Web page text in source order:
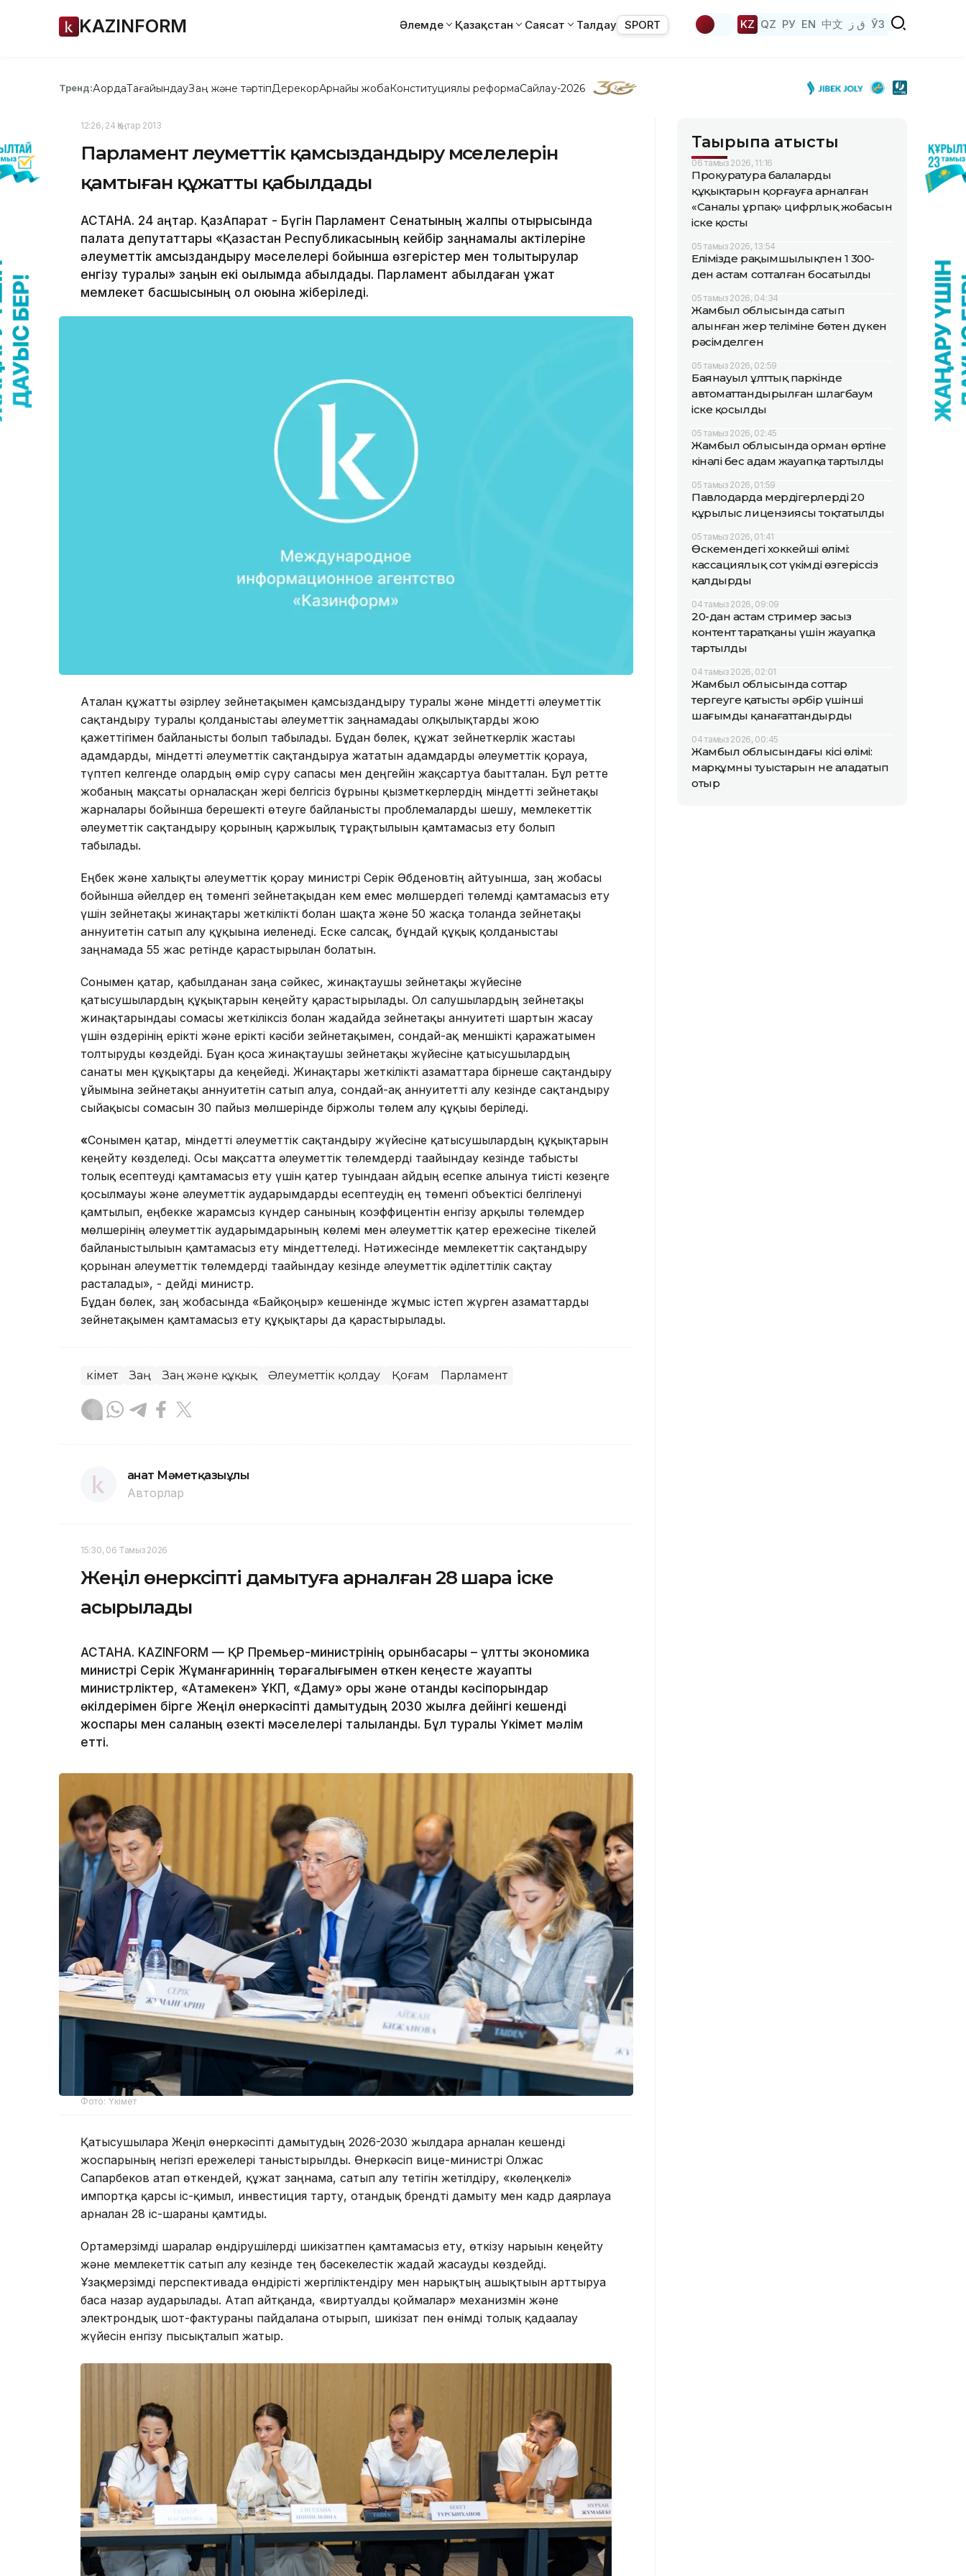
KAZINFORM Әлемде Қазақстан Саясат Талдау SPORT KZ QZ РУ EN 中文 ق ز ЎЗ
Тренд:АқордаТағайындауЗаң және тәртіпДерекқорАрнайы жобаКонституциялық реформаСайлау-2026
12:26, 24 Қаңтар 2013
Парламент әлеуметтік қамсыздандыру мәселелерін
қамтыған құжатты қабылдады
АСТАНА. 24 қаңтар. ҚазАқпарат - Бүгін Парламент Сенатының жалпы отырысында
палата депутаттары «Қазақстан Республикасының кейбір заңнамалық актілеріне
әлеуметтік қамсыздандыру мәселелері бойынша өзгерістер мен толықтырулар
енгізу туралы» заңын екі оқылымда қабылдады. Парламент қабылдаған құжат
мемлекет басшысының қол қоюына жіберіледі.
Аталған құжатты әзірлеу зейнетақымен қамсыздандыру туралы және міндетті әлеуметтік
сақтандыру туралы қолданыстағы әлеуметтік заңнамадағы олқылықтарды жою
қажеттігімен байланысты болып табылады. Бұдан бөлек, құжат зейнеткерлік жастағы
адамдарды, міндетті әлеуметтік сақтандыруға жататын адамдарды әлеуметтік қорғауға,
түптеп келгенде олардың өмір сүру сапасы мен деңгейін жақсартуға бағытталған. Бұл ретте
жобаның мақсаты орналасқан жері белгісіз бұрынғы қызметкерлердің міндетті зейнетақы
жарналары бойынша берешекті өтеуге байланысты проблемаларды шешу, мемлекеттік
әлеуметтік сақтандыру қорының қаржылық тұрақтылығын қамтамасыз ету болып
табылады.
Еңбек және халықты әлеуметтік қорғау министрі Серік Әбденовтің айтуынша, заң жобасы
бойынша әйелдер ең төменгі зейнетақыдан кем емес мөлшердегі төлемді қамтамасыз ету
үшін зейнетақы жинақтары жеткілікті болған шақта және 50 жасқа толғанда зейнетақы
аннуитетін сатып алу құқығына иеленеді. Еске салсақ, бұндай құқық қолданыстағы
заңнамада 55 жас ретінде қарастырылған болатын.
Сонымен қатар, қабылданған заңға сәйкес, жинақтаушы зейнетақы жүйесіне
қатысушылардың құқықтарын кеңейту қарастырылады. Ол салушылардың зейнетақы
жинақтарындағы сомасы жеткіліксіз болған жағдайда зейнетақы аннуитеті шартын жасау
үшін өздерінің ерікті және ерікті кәсіби зейнетақымен, сондай-ақ меншікті қаражатымен
толтыруды көздейді. Бұған қоса жинақтаушы зейнетақы жүйесіне қатысушылардың
санаты мен құқықтары да кеңейеді. Жинақтары жеткілікті азаматтарға бірнеше сақтандыру
ұйымына зейнетақы аннуитетін сатып алуға, сондай-ақ аннуитетті алу кезінде сақтандыру
сыйақысы сомасын 30 пайыз мөлшерінде біржолғы төлем алу құқығы беріледі.
«Сонымен қатар, міндетті әлеуметтік сақтандыру жүйесіне қатысушылардың құқықтарын
кеңейту көзделеді. Осы мақсатта әлеуметтік төлемдерді тағайындау кезінде табысты
толық есептеуді қамтамасыз ету үшін қатер туындаған айдың есепке алынуға тиісті кезеңге
қосылмауы және әлеуметтік аударымдарды есептеудің ең төменгі объектісі белгіленуі
қамтылып, еңбекке жарамсыз күндер санының коэффицентін енгізу арқылы төлемдер
мөлшерінің әлеуметтік аударымдарының көлемі мен әлеуметтік қатер ережесіне тікелей
байланыстылығын қамтамасыз ету міндеттеледі. Нәтижесінде мемлекеттік сақтандыру
қорынан әлеуметтік төлемдерді тағайындау кезінде әлеуметтік әділеттілік сақтау
расталады», - дейді министр.
Бұдан бөлек, заң жобасында «Байқоңыр» кешенінде жұмыс істеп жүрген азаматтарды
зейнетақымен қамтамасыз ету құқықтары да қарастырылады.
Үкімет Заң Заң және құқық Әлеуметтік қолдау Қоғам Парламент
Қанат Мәметқазыұлы
Авторлар
15:30, 06 Тамыз 2026
Жеңіл өнеркәсіпті дамытуға арналған 28 шара іске
асырылады
АСТАНА. KAZINFORM — ҚР Премьер-министрінің орынбасары – ұлттық экономика
министрі Серік Жұманғариннің төрағалығымен өткен кеңесте жауапты
министрліктер, «Атамекен» ҰКП, «Даму» қоры және отандық кәсіпорындар
өкілдерімен бірге Жеңіл өнеркәсіпті дамытудың 2030 жылға дейінгі кешенді
жоспары мен саланың өзекті мәселелері талқыланды. Бұл туралы Үкімет мәлім
етті.
Фото: Үкімет
Қатысушыларға Жеңіл өнеркәсіпті дамытудың 2026-2030 жылдарға арналған кешенді
жоспарының негізгі ережелері таныстырылды. Өнеркәсіп вице-министрі Олжас
Сапарбеков атап өткендей, құжат заңнама, сатып алу тетігін жетілдіру, «көлеңкелі»
импортқа қарсы іс-қимыл, инвестиция тарту, отандық брендті дамыту мен кадр даярлауға
арналған 28 іс-шараны қамтиды.
Ортамерзімді шаралар өндірушілерді шикізатпен қамтамасыз ету, өткізу нарығын кеңейту
және мемлекеттік сатып алу кезінде тең бәсекелестік жағдай жасауды көздейді.
Ұзақмерзімді перспективада өндірісті жергіліктендіру мен нарықтың ашықтығын арттыруға
баса назар аударылады. Атап айтқанда, «виртуалды қоймалар» механизмін және
электрондық шот-фактураны пайдалана отырып, шикізат пен өнімді толық қадағалау
жүйесін енгізу пысықталып жатыр.
Тақырыпқа қатысты
06 тамыз 2026, 11:16
Прокуратура балалардың
құқықтарын қорғауға арналған
«Саналы ұрпақ» цифрлық жобасын
іске қосты
05 тамыз 2026, 13:54
Елімізде рақымшылықпен 1 300-
ден астам сотталған босатылды
05 тамыз 2026, 04:34
Жамбыл облысында сатып
алынған жер теліміне бөтен дүкен
рәсімделген
05 тамыз 2026, 02:59
Баянауыл ұлттық паркінде
автоматтандырылған шлагбаум
іске қосылды
05 тамыз 2026, 02:45
Жамбыл облысында орман өртіне
кінәлі бес адам жауапқа тартылды
05 тамыз 2026, 01:59
Павлодарда мердігерлердің 20
құрылыс лицензиясы тоқтатылды
05 тамыз 2026, 01:41
Өскемендегі хоккейші өлімі:
кассациялық сот үкімді өзгеріссіз
қалдырды
04 тамыз 2026, 09:09
20-дан астам стример заңсыз
контент таратқаны үшін жауапқа
тартылды
04 тамыз 2026, 02:01
Жамбыл облысында соттар
тергеуге қатысты әрбір үшінші
шағымды қанағаттандырды
04 тамыз 2026, 00:45
Жамбыл облысындағы кісі өлімі:
марқұмның туыстарын не алаңдатып
отыр